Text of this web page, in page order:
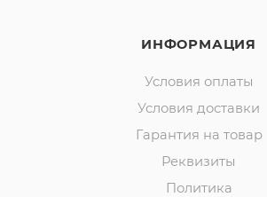
ИНФОРМАЦИЯ
Условия оплаты
Условия доставки
Гарантия на товар
Реквизиты
Политика